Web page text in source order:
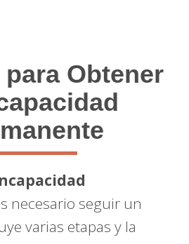
Obtener
necesario seguir un
varias etapas y la